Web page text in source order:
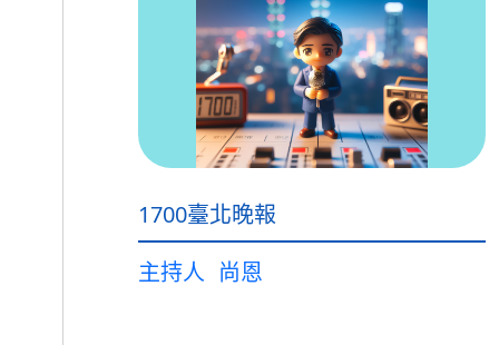
1700臺北晚報
主持人 尚恩